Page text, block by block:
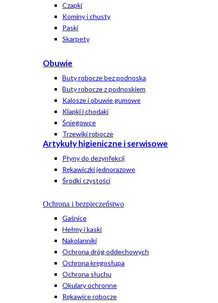
Czapki
Kominy i chusty
Paski
Skarpety
Obuwie
Buty robocze bez podnoska
Buty robocze z podnoskiem
Kalosze i obuwie gumowe
Klapki i chodaki
Śniegowce
Trzewiki robocze
Artykuły higieniczne i serwisowe
Płyny do dezynfekcji
Rękawiczki jednorazowe
Środki czystości
Ochrona i bezpieczeństwo
Gaśnice
Hełmy i kaski
Nakolanniki
Ochrona dróg oddechowych
Ochrona kręgosłupa
Ochrona słuchu
Okulary ochronne
Rękawice robocze